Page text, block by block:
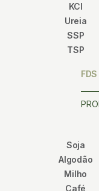
KCl
Ureia
SSP
TSP
Soja
Algodão
Milho
Café